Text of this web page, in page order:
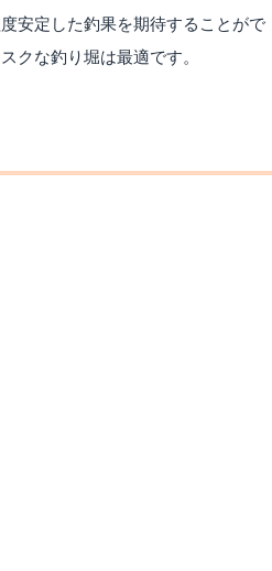
安定した釣果を期待することがで
クな釣り堀は最適です。